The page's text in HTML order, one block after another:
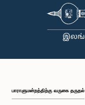
பாராளுமன்றத்திற்கு வருகை தருதல்